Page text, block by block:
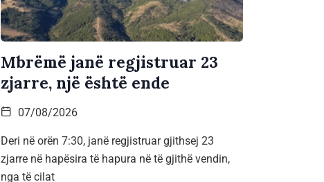
Mbrëmë janë regjistruar 23
zjarre, një është ende
07/08/2026
Deri në orën 7:30, janë regjistruar gjithsej 23
zjarre në hapësira të hapura në të gjithë vendin,
nga të cilat